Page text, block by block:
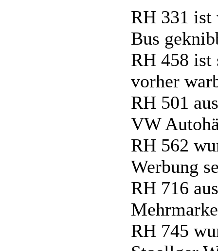
RH 331 ist
Bus
RH 458 ist
vorher
RH 501
VW
RH 562
Werbung
RH 716
RH 745